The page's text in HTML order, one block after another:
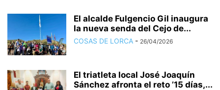
El alcalde Fulgencio Gil inaugura
la nueva senda del Cejo de...
COSAS DE LORCA - 26/04/2026
El triatleta local José Joaquín
Sánchez afronta el reto ’15 días,...